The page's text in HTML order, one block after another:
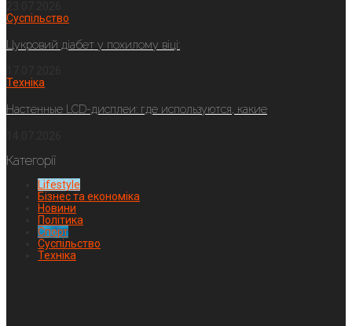
Суспільство
Цукровий діабет у похилому віці:
Техніка
Настенные LCD-дисплеи: где используются, какие
Категорії
Lifestyle
Бізнес та економіка
Новини
Політика
Спорт
Суспільство
Техніка